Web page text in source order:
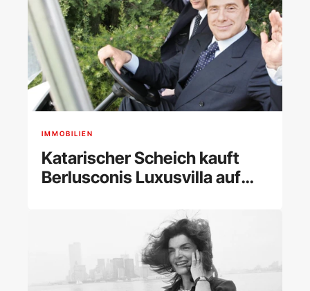
IMMOBILIEN
Katarischer Scheich kauft
Berlusconis Luxusvilla auf